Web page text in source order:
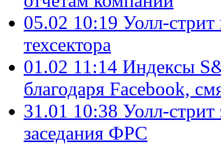
05.02 10:19 Уолл-стрит
техсектора
01.02 11:14 Индексы
благодаря Facebook,
31.01 10:38 Уолл-стрит
заседания ФРС